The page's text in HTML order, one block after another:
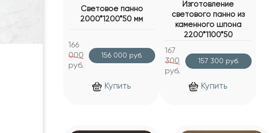
Световое панно
2000*1200*50 мм
166
000
руб.
156 000 руб.
Купить
Изготовление
светового панно из
каменного шпона
2200*1100*50
167
300
руб.
157 300 руб.
Купить